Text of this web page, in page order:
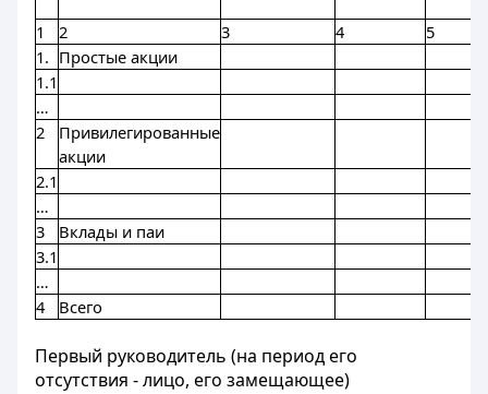
1 2 3 4
5
1. Простые акции
1.1
…
2
Привилегированные
акции
2.1
…
3
Вклады и паи
3.1
…
4
Всего
Первый руководитель (на период его
отсутствия - лицо, его замещающее)